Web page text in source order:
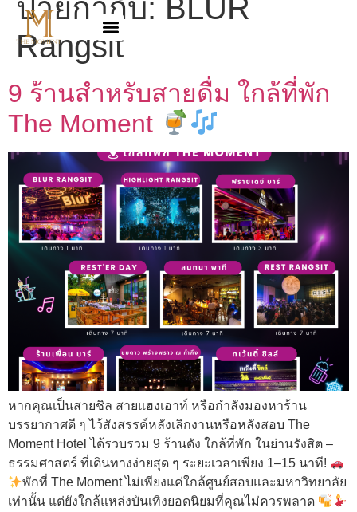
ป้ายกำกับ: BLUR
Rangsit
9 ร้านสำหรับสายดื่ม ใกล้ที่พัก
The Moment
หากคุณเป็นสายชิล สายแฮงเอาท์ หรือกำลังมองหาร้าน
บรรยากาศดี ๆ ไว้สังสรรค์หลังเลิกงานหรือหลังสอบ The
Moment Hotel ได้รวบรวม 9 ร้านดัง ใกล้ที่พัก ในย่านรังสิต –
ธรรมศาสตร์ ที่เดินทางง่ายสุด ๆ ระยะเวลาเพียง 1–15 นาที!
พักที่ The Moment ไม่เพียงแค่ใกล้ศูนย์สอบและมหาวิทยาลัย
เท่านั้น แต่ยังใกล้แหล่งบันเทิงยอดนิยมที่คุณไม่ควรพลาด